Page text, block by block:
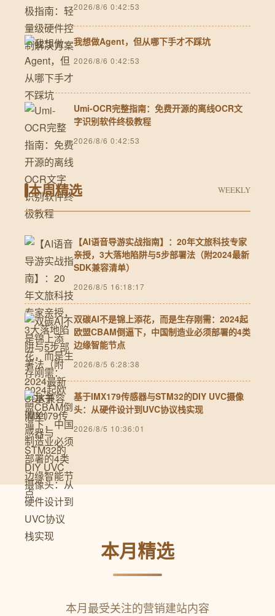
2026/8/6 0:42:53
我想做Agent，但从哪下手才不踩坑
2026/8/6 0:42:53
Umi-OCR完整指南：免费开源的离线OCR文
字识别软件终极教程
2026/8/6 0:42:53
本周精选 WEEKLY
【AI语音导游实战指南】：20年文旅科技专家
亲授，3大落地陷阱与5步部署法（附2024最新
SDK兼容清单）
2026/8/5 16:18:17
双碳AI不是锦上添花，而是生存刚需：2024起
欧盟CBAM倒逼下，中国制造业必须部署的4类
边缘智能节点
2026/8/5 6:28:38
基于IMX179传感器与STM32的DIY UVC摄像
头：从硬件设计到UVC协议栈实现
2026/8/5 10:36:01
本月精选
本月最受关注的营销建站内容